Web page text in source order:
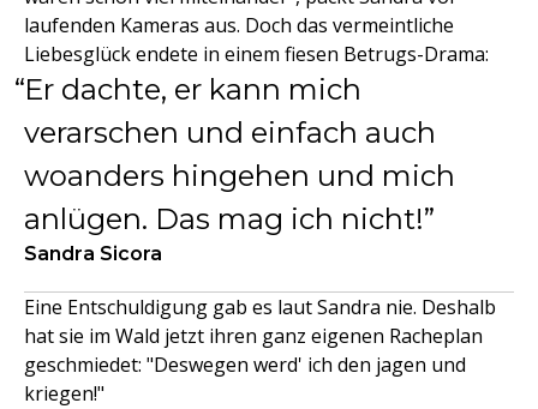
laufenden Kameras aus. Doch das vermeintliche
Liebesglück endete in einem fiesen Betrugs-Drama:
Er dachte, er kann mich
verarschen und einfach auch
woanders hingehen und mich
anlügen. Das mag ich nicht!
Sandra Sicora
Eine Entschuldigung gab es laut Sandra nie. Deshalb
hat sie im Wald jetzt ihren ganz eigenen Racheplan
geschmiedet: "Deswegen werd' ich den jagen und
kriegen!"